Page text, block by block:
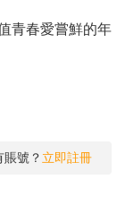
青春愛嘗鮮的年
號？ 立即註冊